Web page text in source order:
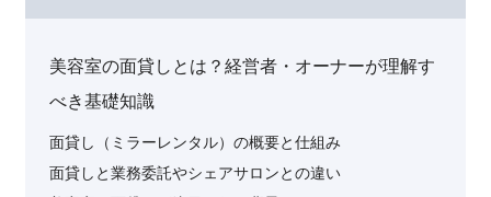
美容室の面貸しとは？経営者・オーナーが理解す
べき基礎知識
面貸し（ミラーレンタル）の概要と仕組み
面貸しと業務委託やシェアサロンとの違い